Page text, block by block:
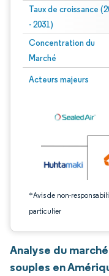
Taux de croissance
- 2031)
Concentration du
Marché
Acteurs majeurs
*Avis de non-
particulier
Image © Mordor
Analyse du
souples en